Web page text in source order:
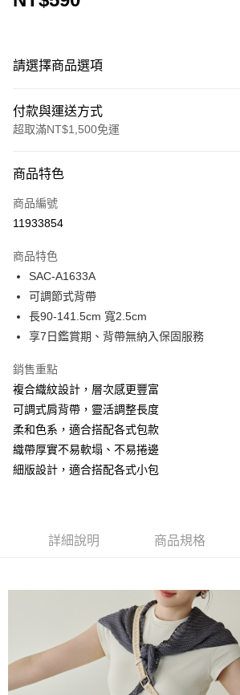
請選擇商品選項
付款與運送方式
超取滿NT$1,500免運
信用卡一次付款
超商取貨付款
Apple Pay
街口支付
悠遊付
Google Pay
大哥付你分期
相關說明
【大哥付你分期使用說明】
1.本服務由台灣大哥大提供，台灣大哥大用戶可立即
2.付款方式選擇「大哥付你分期」，訂單成立後會自
流程，驗證手機門號後，選擇欲分期的期數、繳款
法說明評估內容。
醒簡訊。
2.透過簡訊連結打開帳單後，可選擇「超商條碼／
帳／街口支付／iPASS MONEY」等通路繳費。
【注意事項】
1.本服務係由「台灣大哥大股份有限公司」（以下簡
用戶於交易時，得透過本服務購買商品或服務，並
買賣價金債權讓與本公司後，依約使用本公司帳單繳
運送方式
全家取貨付款
每筆NT$80，滿NT$1,500(含以上)免運費
每筆NT$80，滿NT$1,500(含以上)免運費
付款後萊爾富取貨
每筆NT$80，滿NT$1,500(含以上)免運費
7-11取貨付款
商品特色
商品編號
11933854
商品特色
SAC-A1633A
可調節式背帶
長90-141.5cm 寬2.5cm
享7日鑑賞期、背帶無納入保固服務
銷售重點
複合織紋設計，層次感更豐富
可調式肩背帶，靈活調整長度
柔和色系，適合搭配各式包款
織帶厚實不易軟塌、不易捲邊
細版設計，適合搭配各式小包
詳細說明 商品規格